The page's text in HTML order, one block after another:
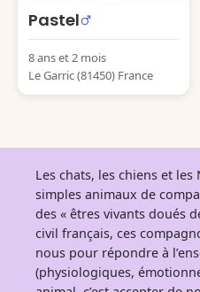
Pastel
8 ans et 2 mois
Le Garric (81450) France
Les chats, les chiens et
simples animaux de
des « êtres vivants doués
civil français, ces
nous pour répondre à
(physiologiques,